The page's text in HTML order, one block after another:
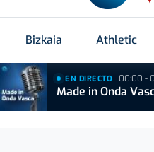
Bizkaia Athletic
EN DIRECTO 00:00 -
Made in Onda